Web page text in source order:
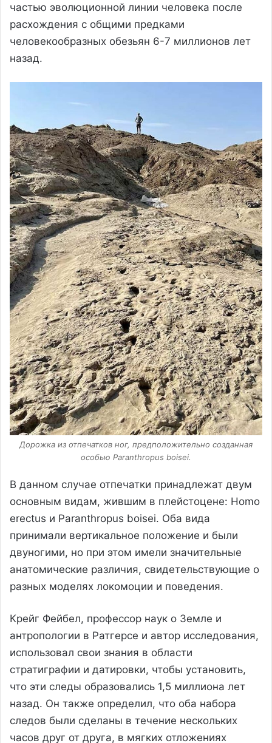
частью эволюционной линии человека после
расхождения с общими предками
человекообразных обезьян 6-7 миллионов лет
назад.
Дорожка из отпечатков ног, предположительно созданная
особью Paranthropus boisei.
В данном случае отпечатки принадлежат двум
основным видам, жившим в плейстоцене: Homo
erectus и Paranthropus boisei. Оба вида
принимали вертикальное положение и были
двуногими, но при этом имели значительные
анатомические различия, свидетельствующие о
разных моделях локомоции и поведения.
Крейг Фейбел, профессор наук о Земле и
антропологии в Ратгерсе и автор исследования,
использовал свои знания в области
стратиграфии и датировки, чтобы установить,
что эти следы образовались 1,5 миллиона лет
назад. Он также определил, что оба набора
следов были сделаны в течение нескольких
часов друг от друга, в мягких отложениях